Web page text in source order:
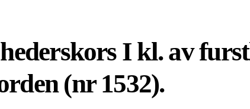
I kl. av
(nr 1532).